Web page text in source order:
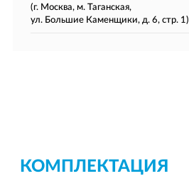
(г. Москва, м. Таганская,
ул. Большие Каменщики, д. 6, стр. 1)
КОМПЛЕКТАЦИЯ